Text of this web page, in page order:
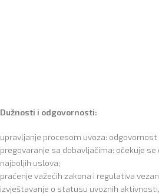
Dužnosti i odgovornosti:
upravljanje procesom uvoza:
pregovaranje sa dobavljačima: očekuje
najboljih uslova;
praćenje važećih zakona i regulativa
izvještavanje o statusu uvoznih